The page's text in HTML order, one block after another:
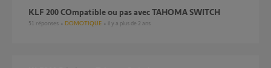
kLF 200 COmpatible ou pas avec TAHOMA SWITCH
51 réponses DOMOTIQUE il y a plus de 2 ans